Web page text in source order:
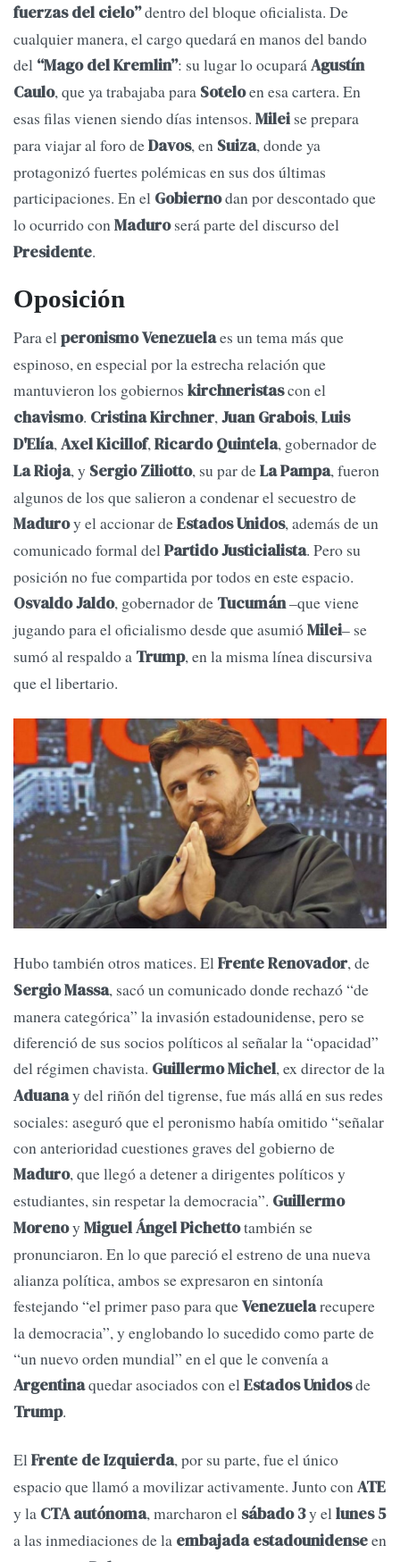
fuerzas del cielo”dentro del bloque oficialista. De
cualquier manera, el cargo quedará en manos del bando
del “Mago del Kremlin”: su lugar lo ocuparáAgustín
Caulo, que ya trabajaba para Soteloen esa cartera. En
esas filas vienen siendo días intensos. Milei se prepara
para viajar al foro deDavos, en Suiza, donde ya
protagonizó fuertes polémicas en sus dos últimas
participaciones. En el Gobiernodan por descontado que
lo ocurrido conMaduroserá parte del discurso del
Presidente.
Oposición
Para elperonismoVenezuelaes un tema más que
espinoso, en especial por la estrecha relación que
mantuvieron los gobiernos kirchneristascon el
chavismo. Cristina Kirchner,Juan Grabois,Luis
D'Elía,Axel Kicillof,Ricardo Quintela, gobernador de
La Rioja, y Sergio Ziliotto, su par deLa Pampa, fueron
algunos de los que salieron a condenar el secuestro de
Maduroy el accionar deEstados Unidos, además de un
comunicado formal delPartido Justicialista. Pero su
posición no fue compartida por todos en este espacio.
Osvaldo Jaldo, gobernador de Tucumán–que viene
jugando para el oficialismo desde que asumióMilei– se
sumó al respaldo a Trump, en la misma línea discursiva
que el libertario.
Hubo también otros matices. ElFrente Renovador, de
Sergio Massa, sacó un comunicado donde rechazó “de
manera categórica” la invasión estadounidense, pero se
diferenció de sus socios políticos al señalar la “opacidad”
del régimen chavista. Guillermo Michel, ex director de la
Aduanay del riñón del tigrense, fue más allá en sus redes
sociales: aseguró que el peronismo había omitido “señalar
con anterioridad cuestiones graves del gobierno de
Maduro, que llegó a detener a dirigentes políticos y
estudiantes, sin respetar la democracia”. Guillermo
Morenoy Miguel Ángel Pichettotambién se
pronunciaron. En lo que pareció el estreno de una nueva
alianza política, ambos se expresaron en sintonía
festejando “el primer paso para queVenezuelarecupere
la democracia”, y englobando lo sucedido como parte de
“un nuevo orden mundial” en el que le convenía a
Argentinaquedar asociados con elEstados Unidosde
Trump.
ElFrente de Izquierda, por su parte, fue el único
espacio que llamó a movilizar activamente. Junto conATE
y la CTA autónoma, marcharon el sábado 3y ellunes 5
a las inmediaciones de la embajada estadounidenseen